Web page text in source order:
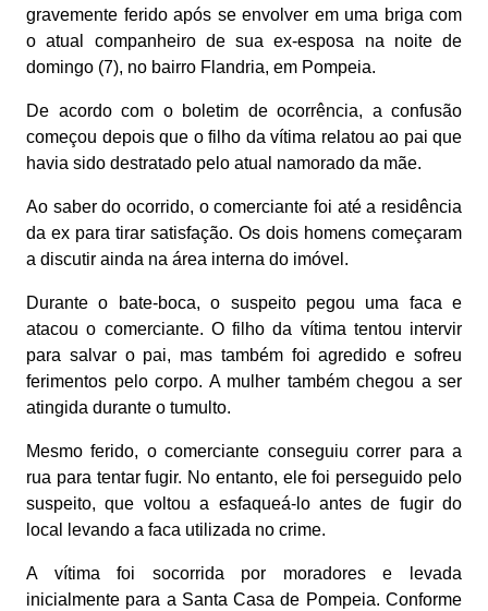
gravemente ferido após se envolver em uma briga com
o atual companheiro de sua ex-esposa na noite de
domingo (7), no bairro Flandria, em Pompeia.
De acordo com o boletim de ocorrência, a confusão
começou depois que o filho da vítima relatou ao pai que
havia sido destratado pelo atual namorado da mãe.
Ao saber do ocorrido, o comerciante foi até a residência
da ex para tirar satisfação. Os dois homens começaram
a discutir ainda na área interna do imóvel.
Durante o bate-boca, o suspeito pegou uma faca e
atacou o comerciante. O filho da vítima tentou intervir
para salvar o pai, mas também foi agredido e sofreu
ferimentos pelo corpo. A mulher também chegou a ser
atingida durante o tumulto.
Mesmo ferido, o comerciante conseguiu correr para a
rua para tentar fugir. No entanto, ele foi perseguido pelo
suspeito, que voltou a esfaqueá-lo antes de fugir do
local levando a faca utilizada no crime.
A vítima foi socorrida por moradores e levada
inicialmente para a Santa Casa de Pompeia. Conforme